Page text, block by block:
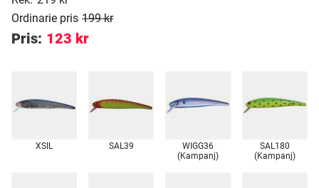
Ordinarie pris 199 kr
Pris: 123 kr
XSIL SAL39
WIGG36
(Kampanj)
SAL180
(Kampanj)